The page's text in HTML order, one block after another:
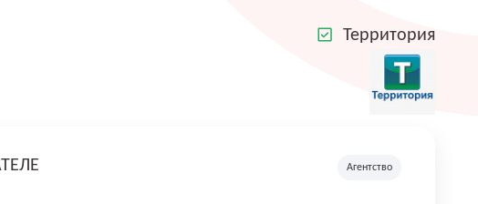
Территория
Агентство